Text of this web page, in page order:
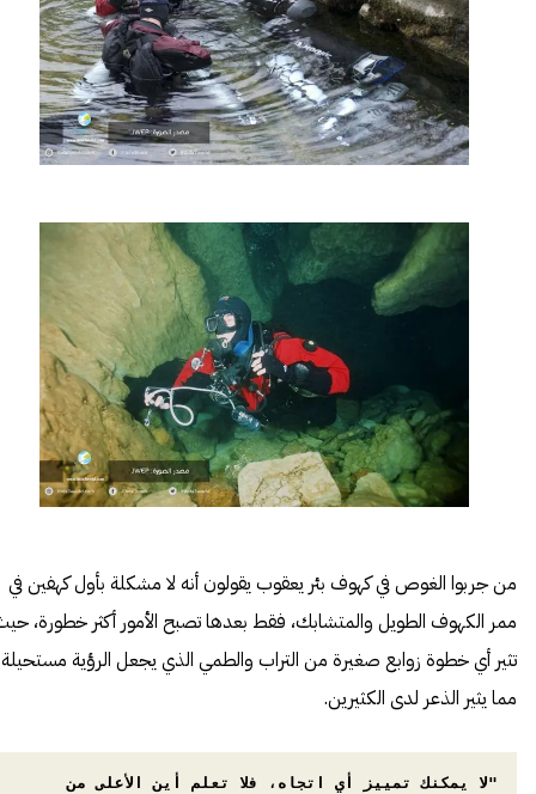
من جربوا الغوص في كهوف بئر يعقوب يقولون أنه لا مشكلة بأول كهفين في
ممر الكهوف الطويل والمتشابك، فقط بعدها تصبح الأمور أكثر خطورة،
تثير أي خطوة زوابع صغيرة من التراب والطمي الذي يجعل الرؤية مستحيلة
مما يثير الذعر لدى الكثيرين.
"لا يمكنك تمييز أي اتجاه، فلا تعلم أين الأعلى من